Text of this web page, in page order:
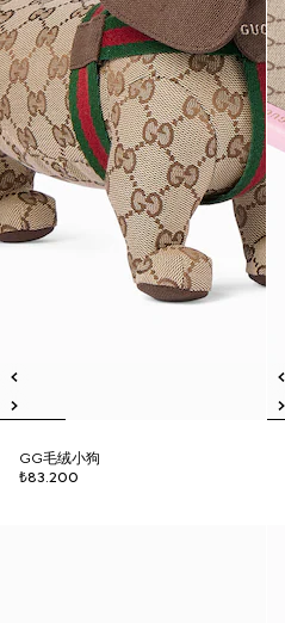
GG毛绒小狗
₺83.200